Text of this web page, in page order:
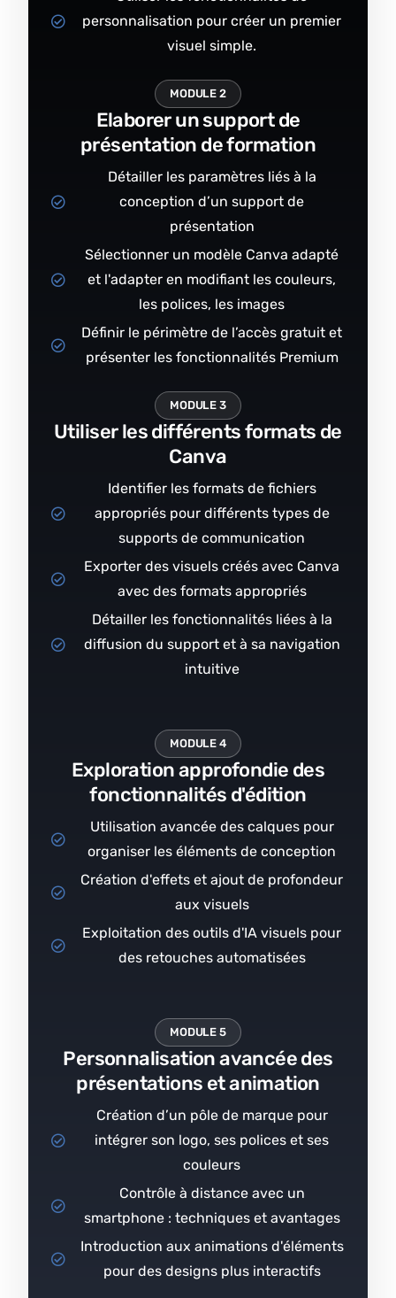
personnalisation pour créer un premier
visuel simple.
MODULE 2
Elaborer un support de
présentation de formation
Détailler les paramètres liés à la
conception d’un support de
présentation
Sélectionner un modèle Canva adapté
et l'adapter en modifiant les couleurs,
les polices, les images
Définir le périmètre de l’accès gratuit et
présenter les fonctionnalités Premium
MODULE 3
Utiliser les différents formats de
Canva
Identifier les formats de fichiers
appropriés pour différents types de
supports de communication
Exporter des visuels créés avec Canva
avec des formats appropriés
Détailler les fonctionnalités liées à la
diffusion du support et à sa navigation
intuitive
MODULE 4
Exploration approfondie des
fonctionnalités d'édition
Utilisation avancée des calques pour
organiser les éléments de conception
Création d'effets et ajout de profondeur
aux visuels
Exploitation des outils d'IA visuels pour
des retouches automatisées
MODULE 5
Personnalisation avancée des
présentations et animation
Création d’un pôle de marque pour
intégrer son logo, ses polices et ses
couleurs
Contrôle à distance avec un
smartphone : techniques et avantages
Introduction aux animations d'éléments
pour des designs plus interactifs